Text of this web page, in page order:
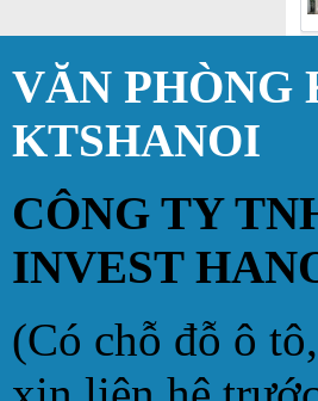
VĂN PHÒNG
KTSHANOI
CÔNG TY
INVEST
(Có chỗ đỗ ô